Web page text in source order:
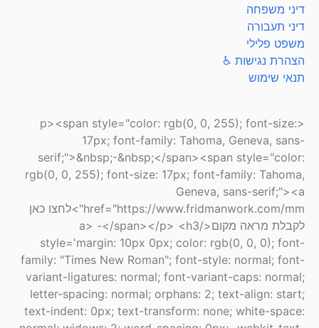
דיני משפחה
דיני תעבורה
משפט פלילי
הצהרת נגישות ♿
תנאי שימוש
<p><span style="color: rgb(0, 0, 255); font-size:
17px; font-family: Tahoma, Geneva, sans-
serif;">&nbsp;-&nbsp;</span><span style="color:
rgb(0, 0, 255); font-size: 17px; font-family: Tahoma,
Geneva, sans-serif;"><a
href="https://www.fridmanwork.com/mm">לחצו כאן
לקבלת מראה מקום</a> -</span></p> <h3
style='margin: 10px 0px; color: rgb(0, 0, 0); font-
family: "Times New Roman"; font-style: normal; font-
variant-ligatures: normal; font-variant-caps: normal;
letter-spacing: normal; orphans: 2; text-align: start;
text-indent: 0px; text-transform: none; white-space: